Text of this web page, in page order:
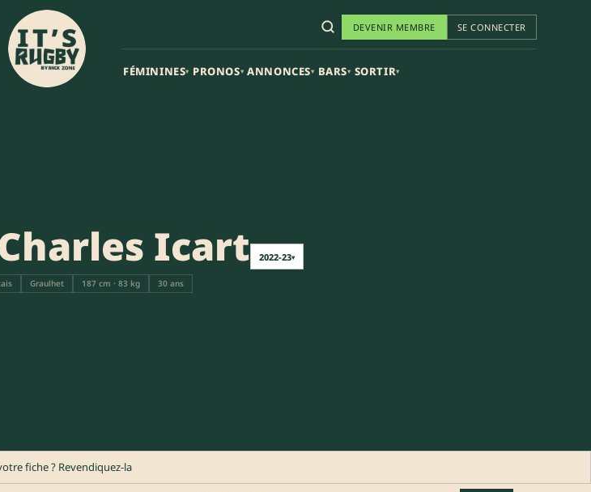
DEVENIR MEMBRE SE CONNECTER
FÉMININES▾ PRONOS▾ ANNONCES▾ BARS▾ SORTIR▾
Icart 2022-23▾
Graulhet 187 cm · 83 kg 30 ans
fiche ? Revendiquez-la